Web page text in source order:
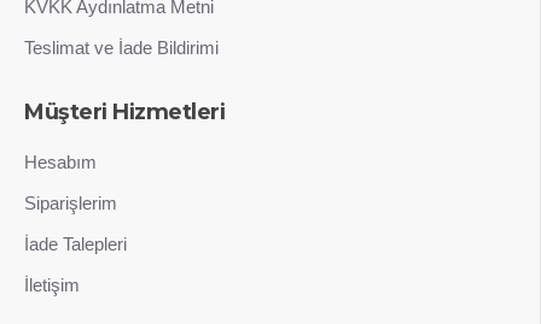
KVKK Aydınlatma Metni
Teslimat ve İade Bildirimi
Müşteri Hizmetleri
Hesabım
Siparişlerim
İade Talepleri
İletişim